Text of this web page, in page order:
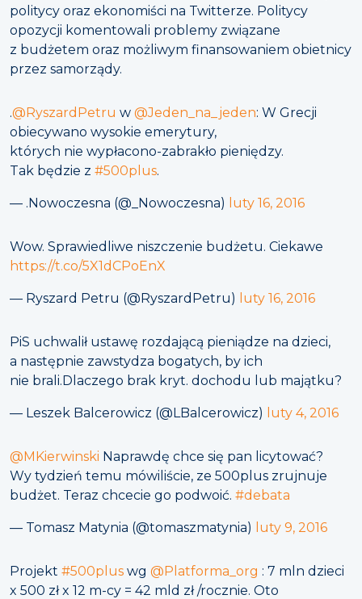
politycy oraz ekonomiści na Twitterze. Politycy
opozycji komentowali problemy związane
z budżetem oraz możliwym finansowaniem obietnicy
przez samorządy.
.@RyszardPetru w @Jeden_na_jeden: W Grecji
obiecywano wysokie emerytury,
których nie wypłacono-zabrakło pieniędzy.
Tak będzie z #500plus.
— .Nowoczesna (@_Nowoczesna) luty 16, 2016
Wow. Sprawiedliwe niszczenie budżetu. Ciekawe
https://t.co/5X1dCPoEnX
— Ryszard Petru (@RyszardPetru) luty 16, 2016
PiS uchwalił ustawę rozdającą pieniądze na dzieci,
a następnie zawstydza bogatych, by ich
nie brali.Dlaczego brak kryt. dochodu lub majątku?
— Leszek Balcerowicz (@LBalcerowicz) luty 4, 2016
@MKierwinski Naprawdę chce się pan licytować?
Wy tydzień temu mówiliście, ze 500plus zrujnuje
budżet. Teraz chcecie go podwoić. #debata
— Tomasz Matynia (@tomaszmatynia) luty 9, 2016
Projekt #500plus wg @Platforma_org : 7 mln dzieci
x 500 zł x 12 m-cy = 42 mld zł /rocznie. Oto